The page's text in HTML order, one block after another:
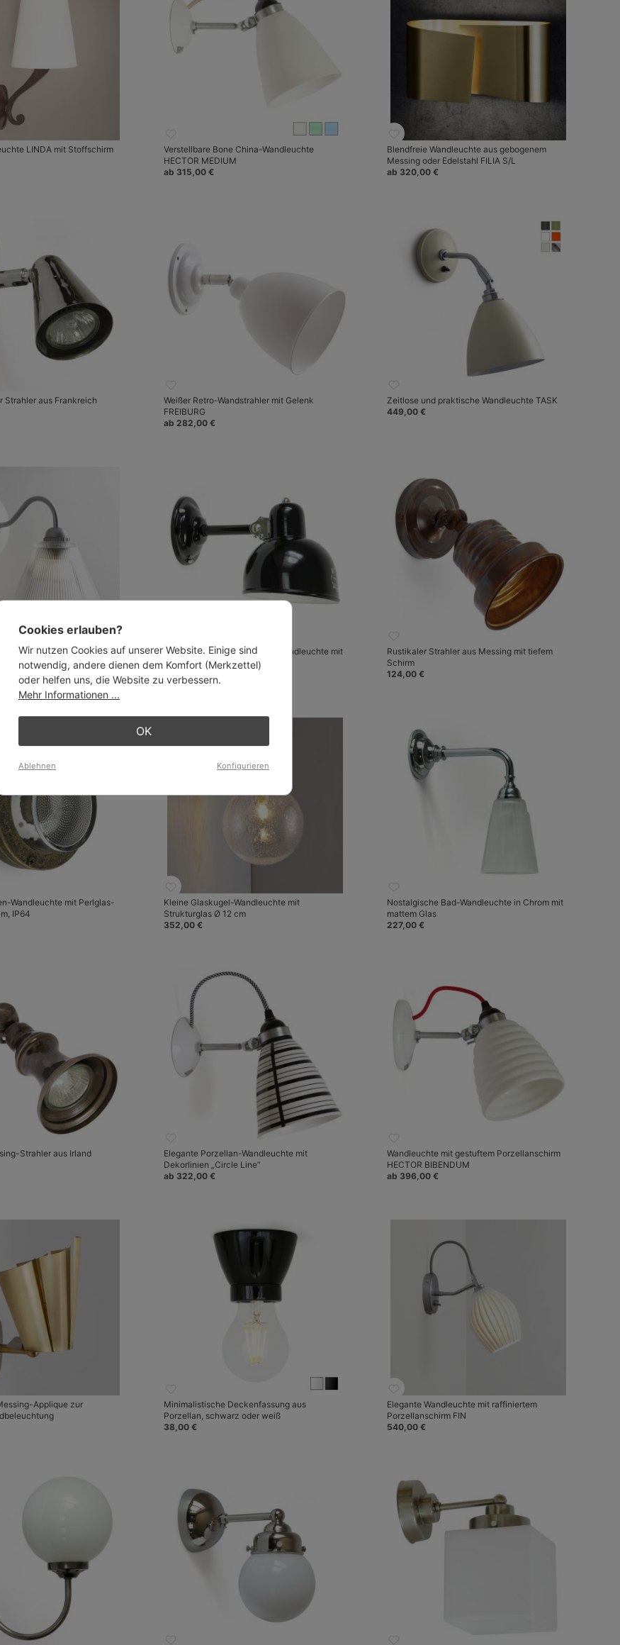
LINDA mit Stoffschirm
Verstellbare Bone China-Wandleuchte
HECTOR MEDIUM
ab 315,00 €
Blendfreie Wandleuchte aus gebogenem
Messing oder Edelstahl FILIA S/L
ab 320,00 €
Strahler aus Frankreich
Weißer Retro-Wandstrahler mit Gelenk
FREIBURG
ab 282,00 €
Zeitlose und praktische Wandleuchte TASK
449,00 €
CIRCUS aus Glas und
DÜSSELDORF Nostalgische Wandleuchte mit
Gelenk
ab 315,00 €
Rustikaler Strahler aus Messing mit tiefem
Schirm
124,00 €
Wandleuchte mit Perlglas-
IP64
Kleine Glaskugel-Wandleuchte mit
Strukturglas Ø 12 cm
352,00 €
Nostalgische Bad-Wandleuchte in Chrom mit
mattem Glas
227,00 €
Strahler aus Irland
Elegante Porzellan-Wandleuchte mit
Dekorlinien „Circle Line“
ab 322,00 €
Wandleuchte mit gestuftem Porzellanschirm
HECTOR BIBENDUM
ab 396,00 €
Applique zur
Minimalistische Deckenfassung aus
Porzellan, schwarz oder weiß
38,00 €
Elegante Wandleuchte mit raffiniertem
Porzellanschirm FIN
540,00 €
Cookies erlauben?
Wir nutzen Cookies auf unserer Website. Einige sind
notwendig, andere dienen dem Komfort (Merkzettel)
oder helfen uns, die Website zu verbessern.
Mehr Informationen ...
OK
Ablehnen Konfigurieren